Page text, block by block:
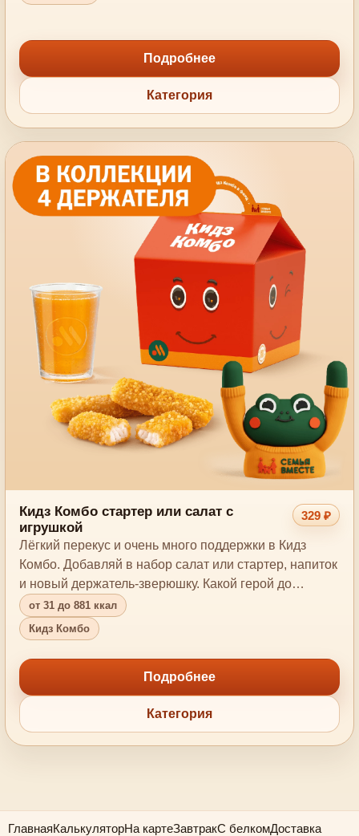
Подробнее
Категория
Кидз Комбо стартер или салат с
игрушкой
329 ₽
Лёгкий перекус и очень много поддержки в Кидз
Комбо. Добавляй в набор салат или стартер, напиток
и новый держатель-зверюшку. Какой герой до…
от 31 до 881 ккал
Кидз Комбо
Подробнее
Категория
ГлавнаяКалькуляторНа картеЗавтракС белкомДоставка